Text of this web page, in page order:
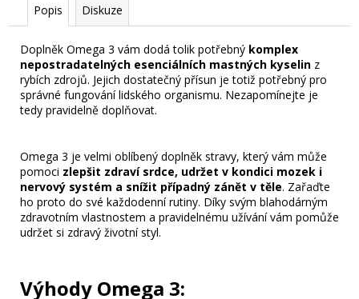
Popis Diskuze
Doplněk Omega 3 vám dodá tolik potřebný komplex
nepostradatelných esenciálních mastných kyselin z
rybích zdrojů. Jejich dostatečný přísun je totiž potřebný pro
správné fungování lidského organismu. Nezapomínejte je
tedy pravidelně doplňovat.
Omega 3 je velmi oblíbený doplněk stravy, který vám může
pomoci zlepšit zdraví srdce, udržet v kondici mozek i
nervový systém a snížit případný zánět v těle. Zařaďte
ho proto do své každodenní rutiny. Díky svým blahodárným
zdravotním vlastnostem a pravidelnému užívání vám pomůže
udržet si zdravý životní styl.
Výhody Omega 3: